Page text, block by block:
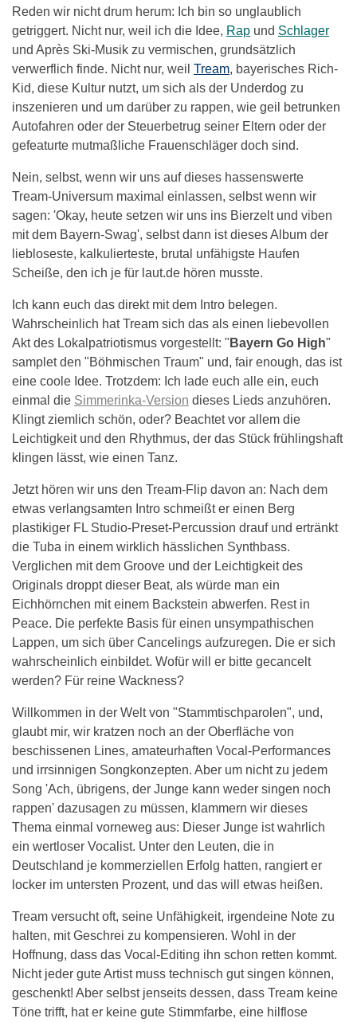
Reden wir nicht drum herum: Ich bin so unglaublich
getriggert. Nicht nur, weil ich die Idee, Rap und Schlager
und Après Ski-Musik zu vermischen, grundsätzlich
verwerflich finde. Nicht nur, weil Tream, bayerisches Rich-
Kid, diese Kultur nutzt, um sich als der Underdog zu
inszenieren und um darüber zu rappen, wie geil betrunken
Autofahren oder der Steuerbetrug seiner Eltern oder der
gefeaturte mutmaßliche Frauenschläger doch sind.
Nein, selbst, wenn wir uns auf dieses hassenswerte
Tream-Universum maximal einlassen, selbst wenn wir
sagen: 'Okay, heute setzen wir uns ins Bierzelt und viben
mit dem Bayern-Swag', selbst dann ist dieses Album der
liebloseste, kalkulierteste, brutal unfähigste Haufen
Scheiße, den ich je für laut.de hören musste.
Ich kann euch das direkt mit dem Intro belegen.
Wahrscheinlich hat Tream sich das als einen liebevollen
Akt des Lokalpatriotismus vorgestellt: " Bayern Go High"
samplet den "Böhmischen Traum" und, fair enough, das ist
eine coole Idee. Trotzdem: Ich lade euch alle ein, euch
einmal die Simmerinka-Version dieses Lieds anzuhören.
Klingt ziemlich schön, oder? Beachtet vor allem die
Leichtigkeit und den Rhythmus, der das Stück frühlingshaft
klingen lässt, wie einen Tanz.
Jetzt hören wir uns den Tream-Flip davon an: Nach dem
etwas verlangsamten Intro schmeißt er einen Berg
plastikiger FL Studio-Preset-Percussion drauf und ertränkt
die Tuba in einem wirklich hässlichen Synthbass.
Verglichen mit dem Groove und der Leichtigkeit des
Originals droppt dieser Beat, als würde man ein
Eichhörnchen mit einem Backstein abwerfen. Rest in
Peace. Die perfekte Basis für einen unsympathischen
Lappen, um sich über Cancelings aufzuregen. Die er sich
wahrscheinlich einbildet. Wofür will er bitte gecancelt
werden? Für reine Wackness?
Willkommen in der Welt von "Stammtischparolen", und,
glaubt mir, wir kratzen noch an der Oberfläche von
beschissenen Lines, amateurhaften Vocal-Performances
und irrsinnigen Songkonzepten. Aber um nicht zu jedem
Song 'Ach, übrigens, der Junge kann weder singen noch
rappen' dazusagen zu müssen, klammern wir dieses
Thema einmal vorneweg aus: Dieser Junge ist wahrlich
ein wertloser Vocalist. Unter den Leuten, die in
Deutschland je kommerziellen Erfolg hatten, rangiert er
locker im untersten Prozent, und das will etwas heißen.
Tream versucht oft, seine Unfähigkeit, irgendeine Note zu
halten, mit Geschrei zu kompensieren. Wohl in der
Hoffnung, dass das Vocal-Editing ihn schon retten kommt.
Nicht jeder gute Artist muss technisch gut singen können,
geschenkt! Aber selbst jenseits dessen, dass Tream keine
Töne trifft, hat er keine gute Stimmfarbe, eine hilflose